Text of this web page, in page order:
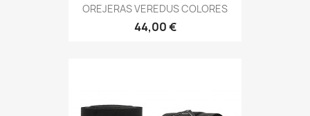
OREJERAS VEREDUS COLORES
44,00 €